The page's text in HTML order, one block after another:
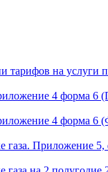
на услуги
4 форма 6
4 форма
газа. Приложение